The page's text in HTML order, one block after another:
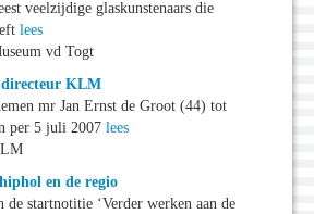
veelzijdige glaskunstenaars die
lees
vd Togt
KLM
mr Jan Ernst de Groot (44) tot
per 5 juli 2007 lees
en de regio
startnotitie ‘Verder werken aan de